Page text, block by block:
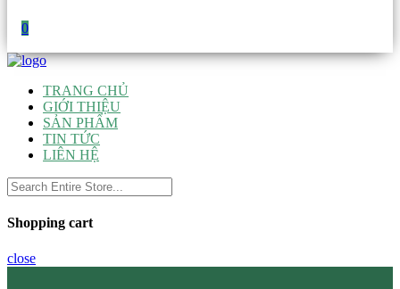
0
TRANG CHỦ
GIỚI THIỆU
SẢN PHẨM
TIN TỨC
LIÊN HỆ
Shopping cart
close